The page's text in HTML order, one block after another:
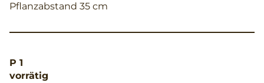
Pflanzabstand 35 cm
P 1
vorrätig